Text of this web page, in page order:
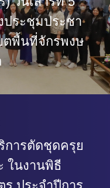
ประชุมประชา
ตพื้นที่จักรพงษ
การตัดชุดครุย
ในงานพิธี
ประจำปีการ